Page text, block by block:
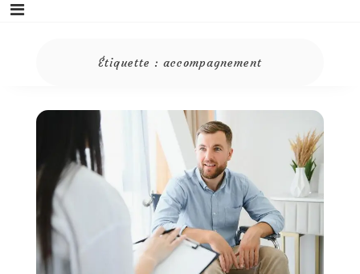
Étiquette : accompagnement